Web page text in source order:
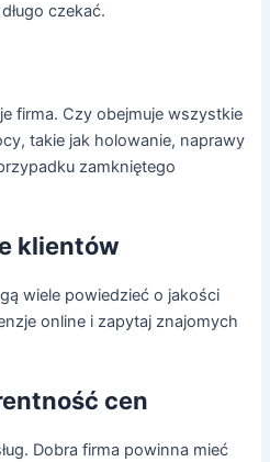
czekać.
firma. Czy obejmuje wszystkie
takie jak holowanie, naprawy
zamkniętego
klientów
wiele powiedzieć o jakości
online i zapytaj znajomych
cen
Dobra firma powinna mieć